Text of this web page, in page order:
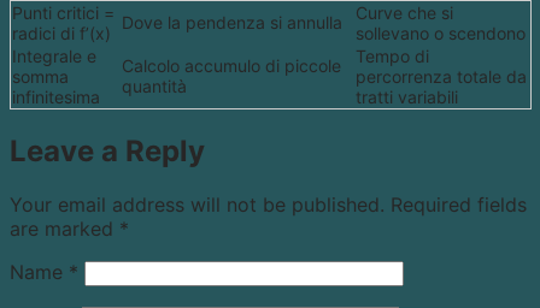
Punti critici =
radici di f’(x)
Dove la pendenza si annulla
Curve che si
sollevano o scendono
Integrale e
somma
infinitesima
Calcolo accumulo di piccole
quantità
Tempo di
percorrenza totale da
tratti variabili
Leave a Reply
Your email address will not be published. Required fields
are marked *
Name *